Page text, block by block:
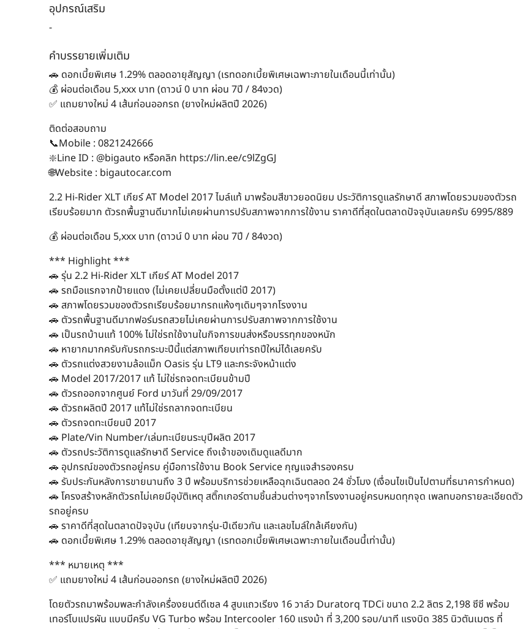
อุปกรณ์เสริม
-
คำบรรยายเพิ่มเติม
🚗 ดอกเบี้ยพิเศษ 1.29% ตลอดอายุสัญญา (เรทดอกเบี้ยพิเศษเฉพาะภายในเดือนนี้เท่านั้น)
💰 ผ่อนต่อเดือน 5,xxx บาท (ดาวน์ 0 บาท ผ่อน 7ปี / 84งวด)
✅ แถมยางใหม่ 4 เส้นก่อนออกรถ (ยางใหม่ผลิตปี 2026)
ติดต่อสอบถาม
📞Mobile : 0821242666
❇️Line ID : @bigauto หรือคลิก https://lin.ee/c9lZgGJ
🌐Website : bigautocar.com
2.2 Hi-Rider XLT เกียร์ AT Model 2017 ไมล์แท้ มาพร้อมสีขาวยอดนิยม ประวัติการดูแลรักษาดี สภาพโดยรวมของตัวรถ
เรียบร้อยมาก ตัวรถพื้นฐานดีมากไม่เคยผ่านการปรับสภาพจากการใข้งาน ราคาดีที่สุดในตลาดปัจจุบันเลยครับ 6995/889
💰 ผ่อนต่อเดือน 5,xxx บาท (ดาวน์ 0 บาท ผ่อน 7ปี / 84งวด)
*** Highlight ***
🚗 รุ่น 2.2 Hi-Rider XLT เกียร์ AT Model 2017
🚗 รถมือแรกจากป้ายแดง (ไม่เคยเปลี่ยนมือตั้งแต่ปี 2017)
🚗 สภาพโดยรวมของตัวรถเรียบร้อยมากรถแห้งๆเดิมๆจากโรงงาน
🚗 ตัวรถพื้นฐานดีมากฟอร์มรถสวยไม่เคยผ่านการปรับสภาพจากการใช้งาน
🚗 เป็นรถบ้านแท้ 100% ไม่ใช่รถใช้งานในกิจการขนส่งหรือบรรทุกของหนัก
🚗 หายากมากครับกับรถกระบะปีนี้แต่สภาพเทียบเท่ารถปีใหม่ได้เลยครับ
🚗 ตัวรถแต่งสวยงามล้อแม็ก Oasis รุ่น LT9 และกระจังหน้าแต่ง
🚗 Model 2017/2017 แท้ ไม่ใช่รถจดทะเบียนข้ามปี
🚗 ตัวรถออกจากศูนย์ Ford มาวันที่ 29/09/2017
🚗 ตัวรถผลิตปี 2017 แท้ไม่ใช่รถลากจดทะเบียน
🚗 ตัวรถจดทะเบียนปี 2017
🚗 Plate/Vin Number/เล่มทะเบียนระบุปีผลิต 2017
🚗 ตัวรถประวัติการดูแลรักษาดี Service ถึงเจ้าของเดิมดูแลดีมาก
🚗 อุปกรณ์ของตัวรถอยู่ครบ คู่มือการใช้งาน Book Service กุญแจสำรองครบ
🚗 รับประกันหลังการขายนานถึง 3 ปี พร้อมบริการช่วยเหลือฉุกเฉินตลอด 24 ชั่วโมง (เงื่อนไขเป็นไปตามที่ธนาคารกำหนด)
🚗 โครงสร้างหลักตัวรถไม่เคยมีอุบัติเหตุ สติ๊กเกอร์ตามชิ้นส่วนต่างๆจากโรงงานอยู่ครบหมดทุกจุด เพลทบอกรายละเอียดตัว
รถอยู่ครบ
🚗 ราคาดีที่สุดในตลาดปัจจุบัน (เทียบจากรุ่น-ปีเดียวกัน และเลขไมล์ใกล้เคียงกัน)
🚗 ดอกเบี้ยพิเศษ 1.29% ตลอดอายุสัญญา (เรทดอกเบี้ยพิเศษเฉพาะภายในเดือนนี้เท่านั้น)
*** หมายเหตุ ***
✅ แถมยางใหม่ 4 เส้นก่อนออกรถ (ยางใหม่ผลิตปี 2026)
โดยตัวรถมาพร้อมพละกำลังเครื่องยนต์ดีเซล 4 สูบแถวเรียง 16 วาล์ว Duratorq TDCi ขนาด 2.2 ลิตร 2,198 ซีซี พร้อม
เทอร์โบแปรผัน แบบมีครีบ VG Turbo พร้อม Intercooler 160 แรงม้า ที่ 3,200 รอบ/นาที แรงบิด 385 นิวตันเมตร ที่